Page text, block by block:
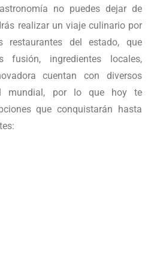
no puedes dejar de
realizar un viaje culinario por
restaurantes del estado, que
ingredientes locales,
cuentan con diversos
mundial, por lo que hoy te
que conquistarán hasta